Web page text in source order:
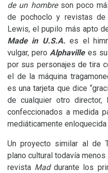
de un hombre son poco
de pochoclo y revistas de
Lewis, el pupilo más apto
Made in U.S.A. es el
vulgar, peroAlphaville es
por sus personajes de tira
el de la máquina
es una tarjeta que dice
de cualquier otro
confeccionados a medida
mediáticamente enloquecida
Un proyecto similar al de
plano cultural todavía
revista Maddurante los